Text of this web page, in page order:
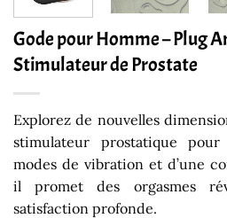
Gode pour Homme – Plug
Stimulateur de Prostate
Explorez de nouvelles
stimulateur prostatique
modes de vibration et d’une
il promet des orgasmes
satisfaction profonde.